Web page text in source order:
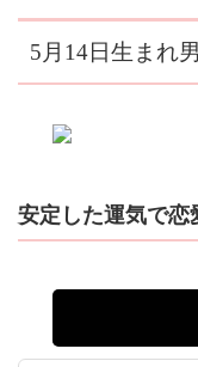
5月14日生まれ
安定した運気で恋